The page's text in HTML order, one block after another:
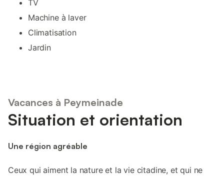
TV
Machine à laver
Climatisation
Jardin
Vacances à Peymeinade
Situation et orientation
Une région agréable
Ceux qui aiment la nature et la vie citadine, et qui ne